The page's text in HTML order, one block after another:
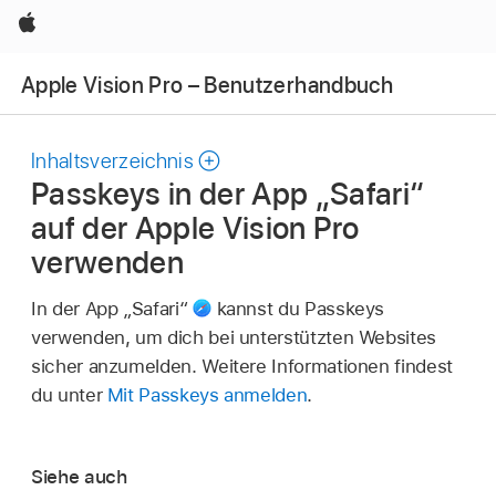
Apple
Apple Vision Pro – Benutzerhandbuch
Inhaltsverzeichnis
Passkeys in der App „Safari“
auf der Apple Vision Pro
verwenden
In der App „Safari“
kannst du Passkeys
verwenden, um dich bei unterstützten Websites
sicher anzumelden. Weitere Informationen findest
du unter Mit Passkeys anmelden.
Siehe auch